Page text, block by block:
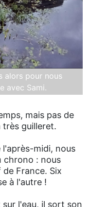
alors pour nous
avec Sami.
mais pas de
très guilleret.
l'après-midi, nous
chrono : nous
France. Six
à l'autre !
l'eau, il sort son